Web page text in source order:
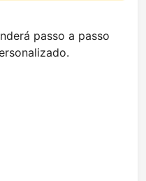
passo a passo